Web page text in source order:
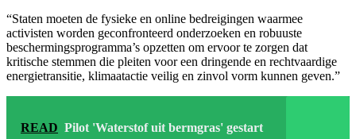
“Staten moeten de fysieke en online bedreigingen waarmee
activisten worden geconfronteerd onderzoeken en robuuste
beschermingsprogramma’s opzetten om ervoor te zorgen dat
kritische stemmen die pleiten voor een dringende en rechtvaardige
energietransitie, klimaatactie veilig en zinvol vorm kunnen geven.”
READ Pilot 'Waterstof uit bermgras' gestart